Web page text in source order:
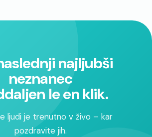
najljubši
neznanec
le en klik.
ljudi je trenutno v živo – kar
pozdravite jih.